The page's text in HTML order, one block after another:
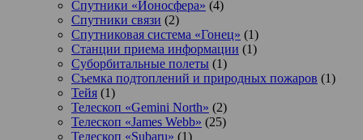
Спутники «Ионосфера» (4)
Спутники связи (2)
Спутниковая система «Гонец» (1)
Станции приема информации (1)
Суборбитальные полеты (1)
Съемка подтоплений и природных пожаров (1)
Тейя (1)
Телескоп «Gemini North» (2)
Телескоп «James Webb» (25)
Телескоп «Subaru» (1)